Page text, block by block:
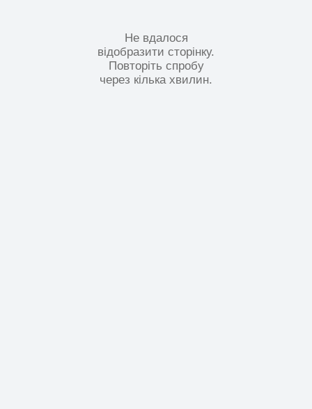
Не вдалося
відобразити сторінку.
Повторіть спробу
через кілька хвилин.